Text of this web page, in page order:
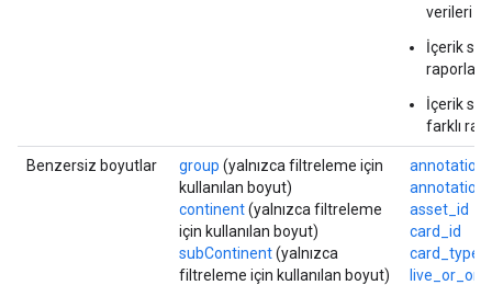
verileri
İçerik
raporları
İçerik
farklı
Benzersiz boyutlar group (yalnızca filtreleme için
kullanılan boyut)
continent(yalnızca filtreleme
için kullanılan boyut)
subContinent(yalnızca
filtreleme için kullanılan boyut)
asset_id
card_id
card_type